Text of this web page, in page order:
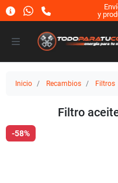
y
Inicio Recambios Filtros
Filtro
-58%